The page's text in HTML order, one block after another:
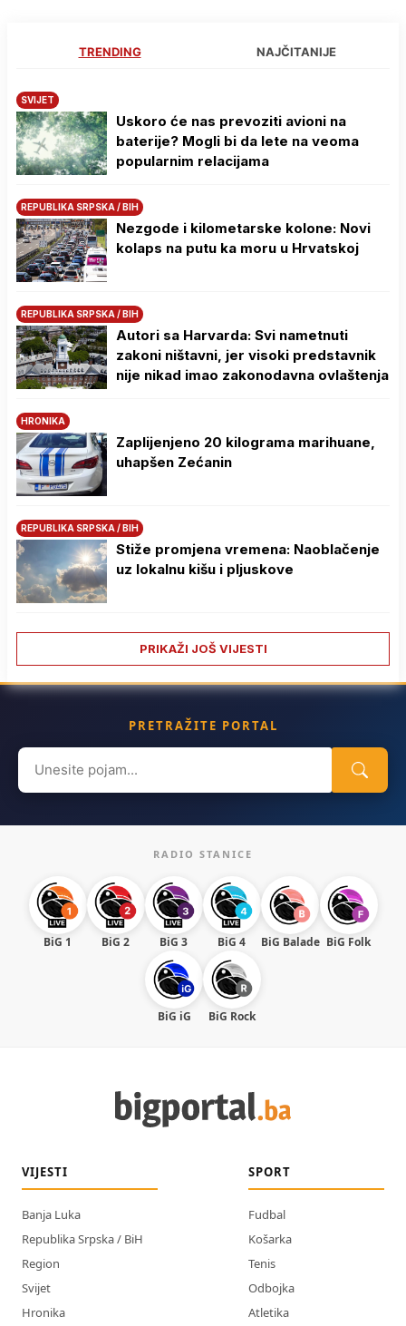
TRENDING NAJČITANIJE
SVIJET
Uskoro će nas prevoziti avioni na
baterije? Mogli bi da lete na veoma
popularnim relacijama
REPUBLIKA SRPSKA / BIH
Nezgode i kilometarske kolone: Novi
kolaps na putu ka moru u Hrvatskoj
REPUBLIKA SRPSKA / BIH
Autori sa Harvarda: Svi nametnuti
zakoni ništavni, jer visoki predstavnik
nije nikad imao zakonodavna ovlaštenja
HRONIKA
Zaplijenjeno 20 kilograma marihuane,
uhapšen Zećanin
REPUBLIKA SRPSKA / BIH
Stiže promjena vremena: Naoblačenje
uz lokalnu kišu i pljuskove
PRIKAŽI JOŠ VIJESTI
PRETRAŽITE PORTAL
Search
for:
RADIO STANICE
BiG 1 BiG 2 BiG 3 BiG 4 BiG Balade BiG Folk
BiG iG BiG Rock
VIJESTI
Banja Luka
Republika Srpska / BiH
Region
Svijet
Hronika
SPORT
Fudbal
Košarka
Tenis
Odbojka
Atletika